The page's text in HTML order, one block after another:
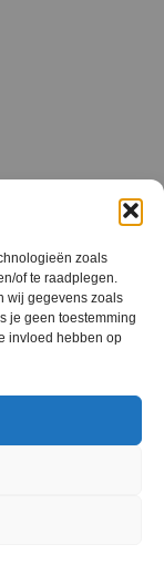
zoals
of te raadplegen.
wij gegevens zoals
je geen toestemming
invloed hebben op